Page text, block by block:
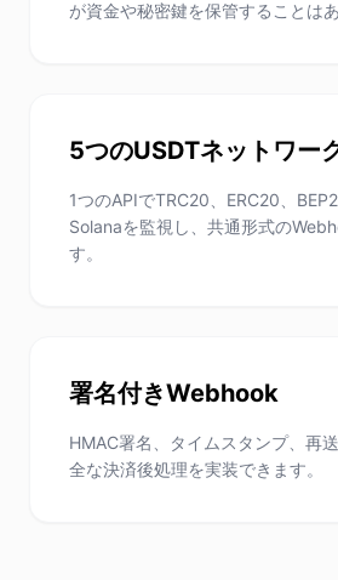
が資金や秘密鍵を保管することはあ
5つのUSDTネットワー
1つのAPIでTRC20、ERC20、
Solanaを監視し、共通形式の
す。
署名付きWebhook
HMAC署名、タイムスタンプ、再
全な決済後処理を実装できます。